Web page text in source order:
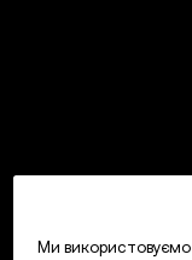
Ми